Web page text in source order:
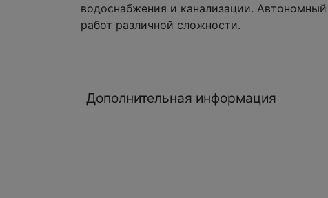
водоснабжения и канализации.
работ различной сложности.
Дополнительная информация